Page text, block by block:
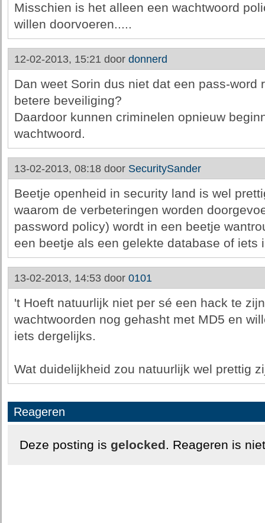
Misschien is het alleen een wachtwoord
willen doorvoeren.....
12-02-2013, 15:21 door donnerd
Dan weet Sorin dus niet dat een pass-word
betere beveiliging?
Daardoor kunnen criminelen opnieuw
wachtwoord.
13-02-2013, 08:18 door SecuritySander
Beetje openheid in security land is wel
waarom de verbeteringen worden
password policy) wordt in een beetje
een beetje als een gelekte database of iets
13-02-2013, 14:53 door 0101
't Hoeft natuurlijk niet per sé een hack te
wachtwoorden nog gehasht met MD5 en
iets dergelijks.
Wat duidelijkheid zou natuurlijk wel prettig
Reageren
Deze posting is gelocked. Reageren is